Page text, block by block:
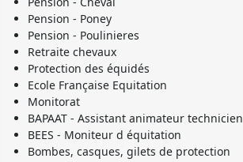
Pension - Poney
Pension - Poulinieres
Retraite chevaux
Protection des équidés
Ecole Française Equitation
Monitorat
BAPAAT - Assistant animateur technicien
BEES - Moniteur d équitation
Bombes, casques, gilets de protection